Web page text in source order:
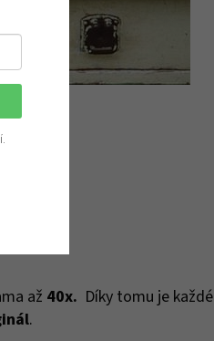
až 40x. Díky tomu je každé
.